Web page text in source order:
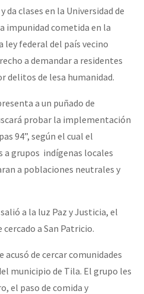
da clases en la Universidad de
impunidad cometida en la
ley federal del país vecino
a demandar a residentes
delitos de lesa humanidad.
a un puñado de
probar la implementación
94”, según el cual el
a grupos indígenas locales
a poblaciones neutrales y
a la luz Paz y Justicia, el
a San Patricio.
acusó de cercar comunidades
municipio de Tila. El grupo les
el paso de comida y